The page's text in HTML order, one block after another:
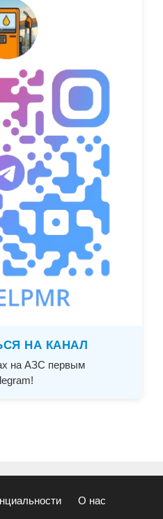
НА КАНАЛ
на АЗС первым
О нас